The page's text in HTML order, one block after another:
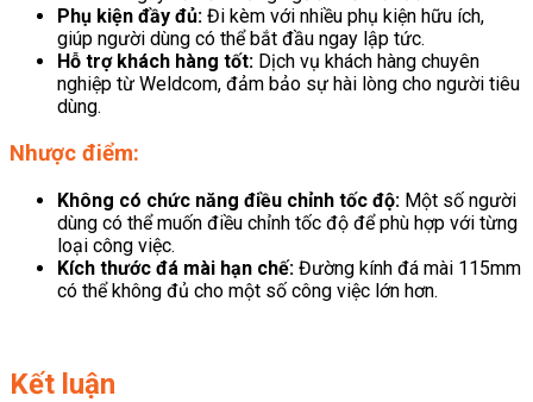
Phụ kiện đầy đủ: Đi kèm với nhiều phụ kiện hữu ích,
giúp người dùng có thể bắt đầu ngay lập tức.
Hỗ trợ khách hàng tốt: Dịch vụ khách hàng chuyên
nghiệp từ Weldcom, đảm bảo sự hài lòng cho người tiêu
dùng.
Nhược điểm:
Không có chức năng điều chỉnh tốc độ: Một số người
dùng có thể muốn điều chỉnh tốc độ để phù hợp với từng
loại công việc.
Kích thước đá mài hạn chế: Đường kính đá mài 115mm
có thể không đủ cho một số công việc lớn hơn.
Kết luận